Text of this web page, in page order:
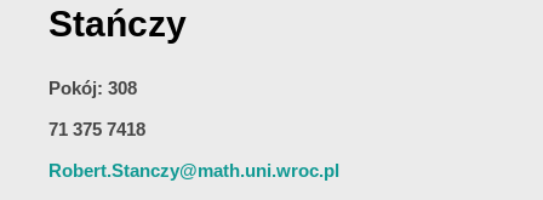
Stańczy
Pokój: 308
71 375 7418
Robert.Stanczy@math.uni.wroc.pl